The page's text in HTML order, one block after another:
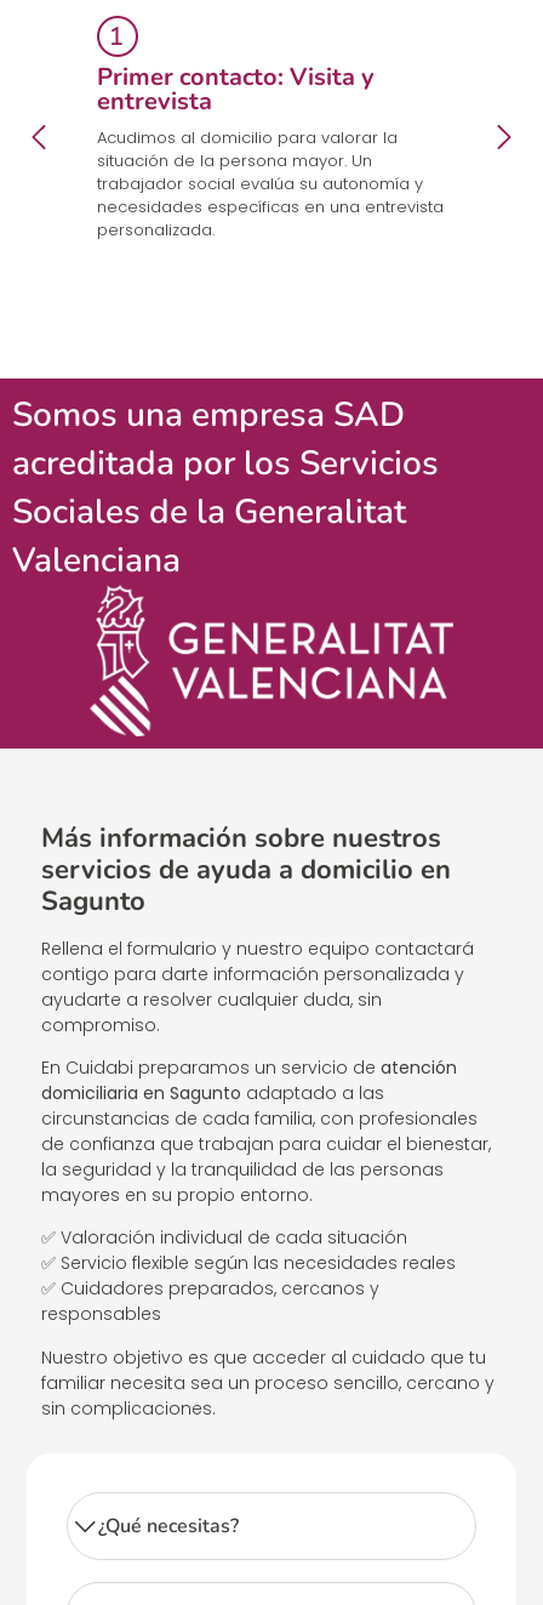
Primer contacto: Visita y
entrevista
Acudimos al domicilio para valorar la
situación de la persona mayor. Un
trabajador social evalúa su autonomía y
necesidades específicas en una entrevista
personalizada.
Somos una empresa SAD
acreditada por los Servicios
Sociales de la Generalitat
Valenciana
Más información sobre nuestros
servicios de ayuda a domicilio en
Sagunto
Rellena el formulario y nuestro equipo contactará
contigo para darte información personalizada y
ayudarte a resolver cualquier duda, sin
compromiso.
En Cuidabi preparamos un servicio deatención
domiciliaria en Sagunto adaptado a las
circunstancias de cada familia, con profesionales
de confianza que trabajan para cuidar el bienestar,
la seguridad y la tranquilidad de las personas
mayores en su propio entorno.
✅ Valoración individual de cada situación
✅ Servicio flexible según las necesidades reales
✅ Cuidadores preparados, cercanos y
responsables
Nuestro objetivo es que acceder al cuidado que tu
familiar necesita sea un proceso sencillo, cercano y
sin complicaciones.